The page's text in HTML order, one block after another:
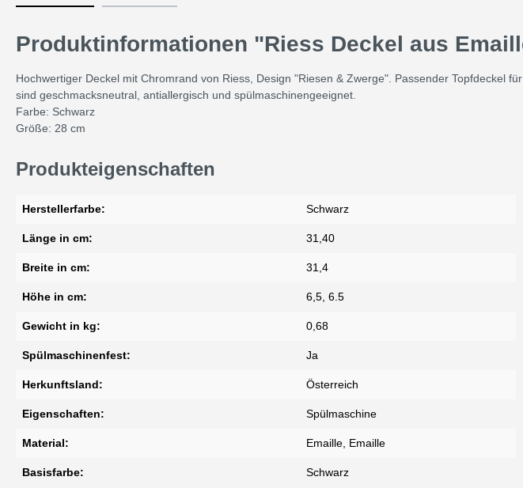
Produktinformationen "Riess Deckel aus
Hochwertiger Deckel mit Chromrand von Riess, Design "Riesen & Zwerge". Passender Topfdeckel
sind geschmacksneutral, antiallergisch und spülmaschinengeeignet.
Farbe: Schwarz
Größe: 28 cm
Produkteigenschaften
Herstellerfarbe: Schwarz
Länge in cm: 31,40
Breite in cm: 31,4
Höhe in cm: 6,5, 6.5
Gewicht in kg: 0,68
Spülmaschinenfest: Ja
Herkunftsland: Österreich
Eigenschaften: Spülmaschine
Material: Emaille, Emaille
Basisfarbe: Schwarz